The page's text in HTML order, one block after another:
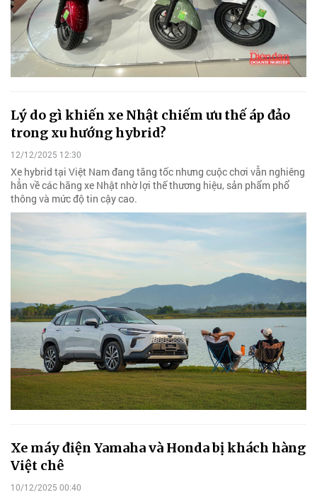
Lý do gì khiến xe Nhật chiếm ưu thế áp đảo
trong xu hướng hybrid?
12/12/2025 12:30
Xe hybrid tại Việt Nam đang tăng tốc nhưng cuộc chơi vẫn nghiêng
hẳn về các hãng xe Nhật nhờ lợi thế thương hiệu, sản phẩm phổ
thông và mức độ tin cậy cao.
Xe máy điện Yamaha và Honda bị khách hàng
Việt chê
10/12/2025 00:40